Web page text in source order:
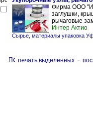
Фирма ООО
заглушки,
рычаговые
Интер Актио
Сырье, материалы упаковка
печать выделенных -